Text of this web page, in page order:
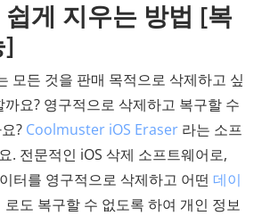
게 지우는 방법 [복
모든 것을 판매 목적으로 삭제하고 싶
요? 영구적으로 삭제하고 복구할 수
? Coolmuster iOS Eraser 라는 소프
. 전문적인 iOS 삭제 소프트웨어로,
터를 영구적으로 삭제하고 어떤 데이
로도 복구할 수 없도록 하여 개인 정보